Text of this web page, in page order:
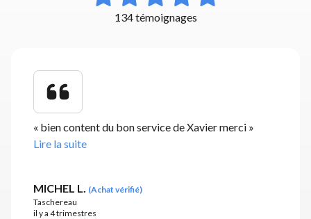
134 témoignages
« bien content du bon service de Xavier merci »
Lire la suite
MICHEL L. (Achat vérifié)
Taschereau
il y a 4 trimestres